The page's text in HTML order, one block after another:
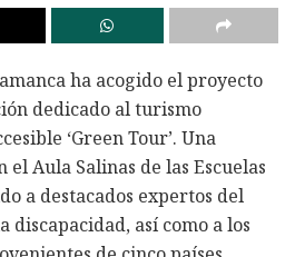
ha acogido el proyecto
dedicado al turismo
‘Green Tour’. Una
Aula Salinas de las Escuelas
a destacados expertos del
así como a los